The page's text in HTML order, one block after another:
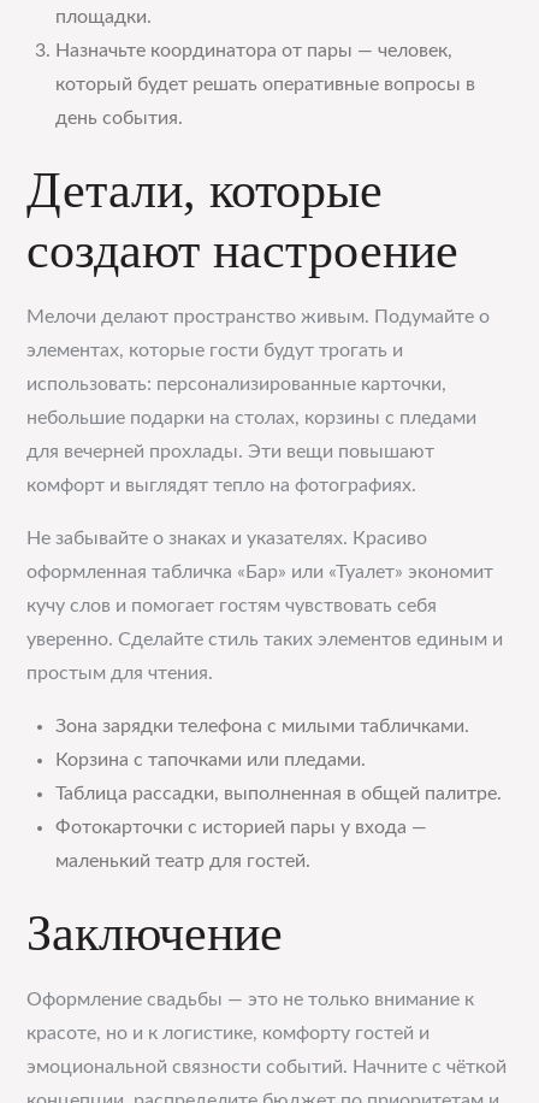
площадки.
Назначьте координатора от пары — человек,
который будет решать оперативные вопросы в
день события.
Детали, которые
создают настроение
Мелочи делают пространство живым. Подумайте о
элементах, которые гости будут трогать и
использовать: персонализированные карточки,
небольшие подарки на столах, корзины с пледами
для вечерней прохлады. Эти вещи повышают
комфорт и выглядят тепло на фотографиях.
Не забывайте о знаках и указателях. Красиво
оформленная табличка «Бар» или «Туалет» экономит
кучу слов и помогает гостям чувствовать себя
уверенно. Сделайте стиль таких элементов единым и
простым для чтения.
Зона зарядки телефона с милыми табличками.
Корзина с тапочками или пледами.
Таблица рассадки, выполненная в общей палитре.
Фотокарточки с историей пары у входа —
маленький театр для гостей.
Заключение
Оформление свадьбы — это не только внимание к
красоте, но и к логистике, комфорту гостей и
эмоциональной связности событий. Начните с чёткой